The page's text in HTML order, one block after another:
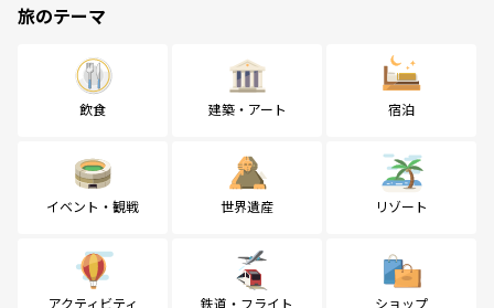
旅のテーマ
飲食 建築・アート 宿泊
イベント・観戦 世界遺産 リゾート
アクティビティ 鉄道・フライト ショップ